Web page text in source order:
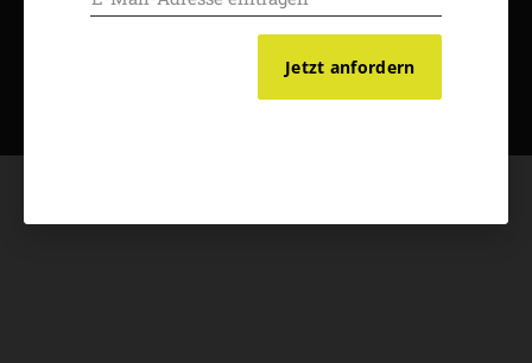
Nach obenJetzt anfordern